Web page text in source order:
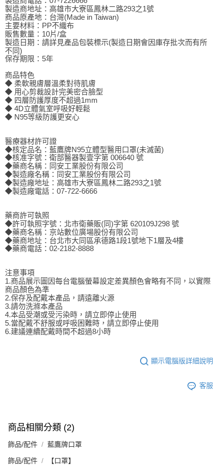
製造商地址：高雄市大寮區鳳林二路293之1號
商品原產地：台灣(Made in Taiwan)
主要材料：PP不織布
販售數量：10片/盒
製造日期：請詳見產品包裝標示(製造日期會因庫存批次而有所
不同)
保存期限：5年
商品特色
◆ 柔軟親膚層溫柔對待肌膚
◆ 用心剪裁設計完美密合臉型
◆ 四層防護厚度不超過1mm
◆ 4D立體氣室呼吸好輕鬆
◆ N95等級防護更安心
醫療器材許可證
◆核定品名：藍鷹牌N95立體型醫用口罩(未滅菌)
◆核准字號：衛部醫器製壹字第 006640 號
◆藥商名稱：同安工業股份有限公司
◆製造廠名稱：同安工業股份有限公司
◆製造廠地址：高雄市大寮區鳳林二路293之1號
◆製造廠電話：07-722-6666
藥商許可執照
◆許可執照字號：北市衛藥販(同)字第 620109J298 號
◆藥商名稱：京站數位廣場股份有限公司
◆藥商地址：台北市大同區承德路1段1號地下1層及4樓
◆藥商電話：02-2182-8888
注意事項
1.商品展示圖因每台電腦螢幕設定差異顏色會略有不同，以實際
商品顏色為準
2.保存及配戴本產品，請遠離火源
3.請勿洗滌本產品
4.本品受潮或受污染時，請立即停止使用
5.當配戴不舒服或呼吸困難時，請立即停止使用
6.建議連續配戴時間不超過8小時
顯示電腦版詳細說明
客服
商品相關分類 (2)
飾品/配件 藍鷹牌口罩
飾品/配件 【口罩】